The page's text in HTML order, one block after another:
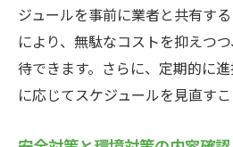
ジュールを事前に業者と共有す
により、無駄なコストを抑えつ
待できます。さらに、定期的に
に応じてスケジュールを見直すこ